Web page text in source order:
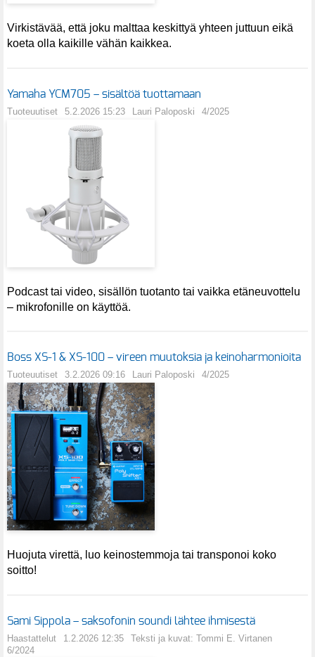
Virkistävää, että joku malttaa keskittyä yhteen juttuun eikä
koeta olla kaikille vähän kaikkea.
Yamaha YCM705 – sisältöä tuottamaan
Tuoteuutiset 5.2.2026 15:23 Lauri Paloposki 4/2025
Podcast tai video, sisällön tuotanto tai vaikka etäneuvottelu
– mikrofonille on käyttöä.
Boss XS-1 & XS-100 – vireen muutoksia ja keinoharmonioita
Tuoteuutiset 3.2.2026 09:16 Lauri Paloposki 4/2025
Huojuta virettä, luo keinostemmoja tai transponoi koko
soitto!
Sami Sippola – saksofonin soundi lähtee ihmisestä
Haastattelut 1.2.2026 12:35
Teksti ja kuvat: Tommi E. Virtanen
6/2024